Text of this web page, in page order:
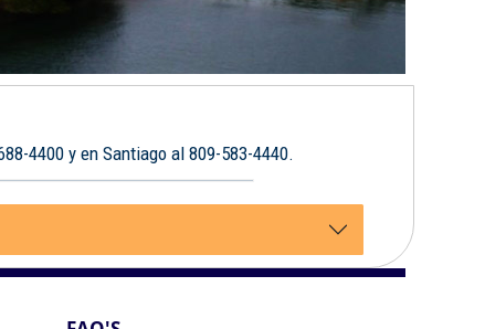
4400 y en Santiago al 809-583-4440.